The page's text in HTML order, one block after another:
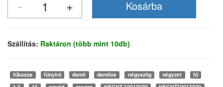
Szállítás: Raktáron (több mint 10db)
fűkasza fűnyíró damil damilos négyszög négyzet
fű